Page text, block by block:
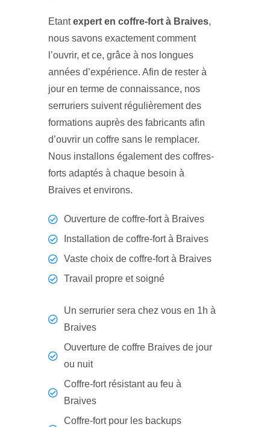
Etantexpert en coffre-fort à Braives,
nous savons exactement comment
l’ouvrir, et ce, grâce à nos longues
années d’expérience. Afin de rester à
jour en terme de connaissance, nos
serruriers suivent régulièrement des
formations auprès des fabricants afin
d’ouvrir un coffre sans le remplacer.
Nous installons également des coffres-
forts adaptés à chaque besoin à
Braives et environs.
Ouverture de coffre-fort à Braives
Installation de coffre-fort à Braives
Vaste choix de coffre-fort à Braives
Travail propre et soigné
Un serrurier sera chez vous en 1h à
Braives
Ouverture de coffre Braives de jour
ou nuit
Coffre-fort résistant au feu à
Braives
Coffre-fort pour les backups